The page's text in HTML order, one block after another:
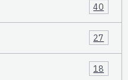
40
27
18